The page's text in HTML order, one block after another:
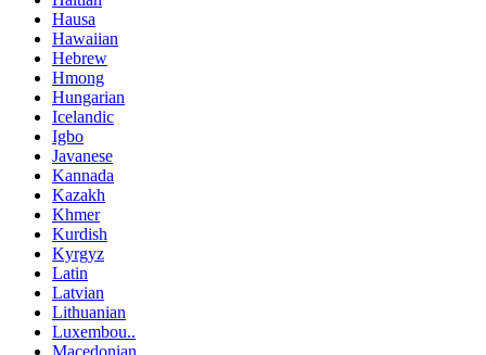
Hausa
Hawaiian
Hebrew
Hmong
Hungarian
Icelandic
Igbo
Javanese
Kannada
Kazakh
Khmer
Kurdish
Kyrgyz
Latin
Latvian
Lithuanian
Luxembou..